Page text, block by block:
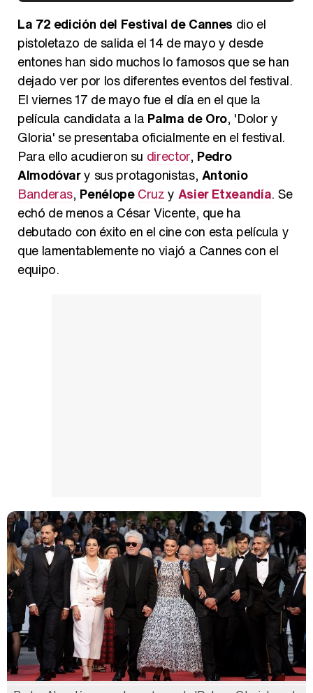
Belén Esteban: "Estoy emocionada, muy contenta y muy feliz por llegar a RTVE"
La 72 edición del Festival de Cannes dio el
pistoletazo de salida el 14 de mayo y desde
entones han sido muchos lo famosos que se han
dejado ver por los diferentes eventos del festival.
El viernes 17 de mayo fue el día en el que la
película candidata a la Palma de Oro, 'Dolor y
Gloria' se presentaba oficialmente en el festival.
Para ello acudieron su director, Pedro
Almodóvary sus protagonistas, Antonio
Banderas, Penélope Cruzy Asier Etxeandía. Se
echó de menos a César Vicente, que ha
debutado con éxito en el cine con esta película y
que lamentablemente no viajó a Cannes con el
equipo.